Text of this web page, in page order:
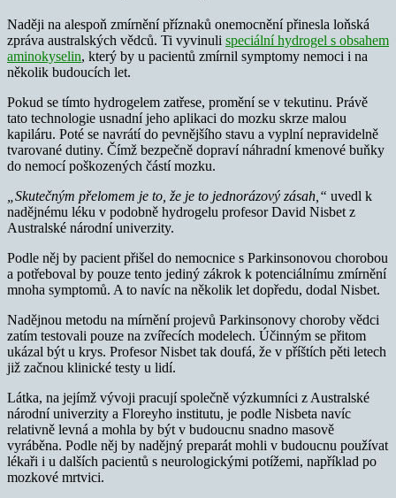
Naději na alespoň zmírnění příznaků onemocnění přinesla loňská
zpráva australských vědců. Ti vyvinuli speciální hydrogel s obsahem
aminokyselin, který by u pacientů zmírnil symptomy nemoci i na
několik budoucích let.
Pokud se tímto hydrogelem zatřese, promění se v tekutinu. Právě
tato technologie usnadní jeho aplikaci do mozku skrze malou
kapiláru. Poté se navrátí do pevnějšího stavu a vyplní nepravidelně
tvarované dutiny. Čímž bezpečně dopraví náhradní kmenové buňky
do nemocí poškozených částí mozku.
„Skutečným přelomem je to, že je to jednorázový zásah,“ uvedl k
nadějnému léku v podobně hydrogelu profesor David Nisbet z
Australské národní univerzity.
Podle něj by pacient přišel do nemocnice s Parkinsonovou chorobou
a potřeboval by pouze tento jediný zákrok k potenciálnímu zmírnění
mnoha symptomů. A to navíc na několik let dopředu, dodal Nisbet.
Nadějnou metodu na mírnění projevů Parkinsonovy choroby vědci
zatím testovali pouze na zvířecích modelech. Účinným se přitom
ukázal být u krys. Profesor Nisbet tak doufá, že v příštích pěti letech
již začnou klinické testy u lidí.
Látka, na jejímž vývoji pracují společně výzkumníci z Australské
národní univerzity a Floreyho institutu, je podle Nisbeta navíc
relativně levná a mohla by být v budoucnu snadno masově
vyráběna. Podle něj by nadějný preparát mohli v budoucnu používat
lékaři i u dalších pacientů s neurologickými potížemi, například po
mozkové mrtvici.